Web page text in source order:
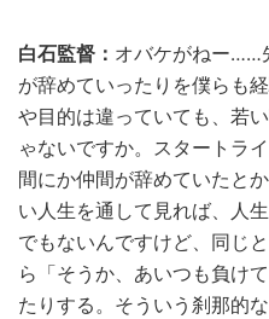
白石監督： オバケがねー……
が辞めていったりを僕らも
や目的は違っていても、若
ゃないですか。スタートラ
間にか仲間が辞めていたと
い人生を通して見れば、人
でもないんですけど、同じ
ら「そうか、あいつも負け
たりする。そういう刹那的